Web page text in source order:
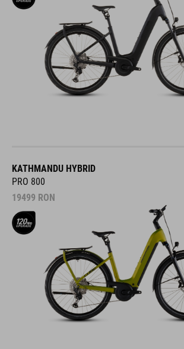
KATHMANDU HYBRID
PRO 800
19499 RON